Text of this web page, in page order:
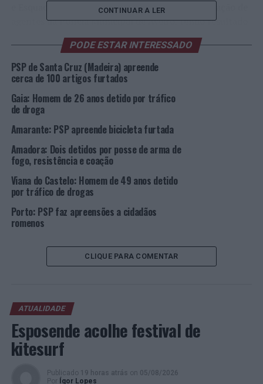
e Esquadra de Trânsito), e contou com a colaboração de
agentes da Polícia Municipal de Aveiro, tendo resultado
em 4 detenções, por condução com excesso de álcool; 1
detenção, por falta de habilitação legal para conduzir; e
3 detenções, por desobediência (incumprimento de
inibição de conduzir e condução com carta apreendida);
com 80 viaturas fiscalizadas; 66 condutores testados ao
álcool; 1 viatura apreendida; 2 Autos de
responsabilidade civil e falta de inspeção periódica
obrigatória; e 2 Autos de Contraordenação, em 2
estabelecimentos de diversão noturna, por infração ao
Código dos Direitos de Autor e Direitos Conexos e por
falta de licença de utilização.
“A cooperação entre as duas Polícias visa,
essencialmente, o conjugar de sinergias, tendo em conta
as competências legais que a cada uma estão cometidas,
em prol da segurança e do bem-estar de todos os
Fotos: PSP.
TÓPICOS RELACIONADOS:
DESTAQUE
CONTINUAR A LER
PODE ESTAR INTERESSADO
PSP de Santa Cruz (Madeira) apreende
cerca de 100 artigos furtados
Gaia: Homem de 26 anos detido por tráfico
de droga
Amarante: PSP apreende bicicleta furtada
Amadora: Dois detidos por posse de arma de
fogo, resistência e coação
Viana do Castelo: Homem de 49 anos detido
por tráfico de drogas
Porto: PSP faz apreensões a cidadãos
romenos
CLIQUE PARA COMENTAR
ATUALIDADE
Esposende acolhe festival de
kitesurf
Publicado 19 horas atrás on 05/08/2026
Por
Ígor Lopes